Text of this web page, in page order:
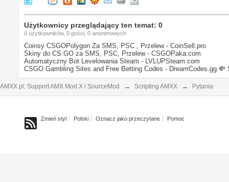
Użytkownicy przeglądający ten temat: 0
0 użytkowników, 0 gości, 0 anonimowych
Coinsy CSGOPolygon Za SMS, PSC , Przelew - CoinSell.pro
Skiny do CS:GO za SMS, PSC, Przelew - CSGOPaka.com
Automatyczny Bot Levelowania Steam - LVLUPSteam.com
CSGO Gambling Sites and Free Betting Codes - DreamCodes.gg 💸
AMXX.pl: Support AMX Mod X i SourceMod → Scripting AMXX → Pytania
Zmień styl Polski Oznacz jako przeczytane Pomoc